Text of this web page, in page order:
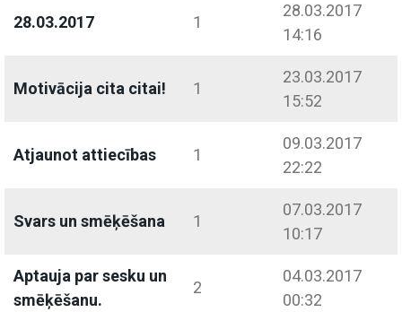
28.03.2017 1
28.03.2017
14:16
Motivācija cita citai! 1
23.03.2017
15:52
Atjaunot attiecības 1
09.03.2017
22:22
Svars un smēķēšana 1
07.03.2017
10:17
Aptauja par sesku un
smēķēšanu.
2
04.03.2017
00:32